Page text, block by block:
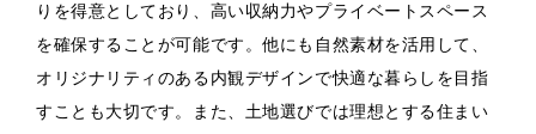
りを得意としており、高い収納力やプライベートスペース
を確保することが可能です。他にも自然素材を活用して、
オリジナリティのある内観デザインで快適な暮らしを目指
すことも大切です。また、土地選びでは理想とする住まい